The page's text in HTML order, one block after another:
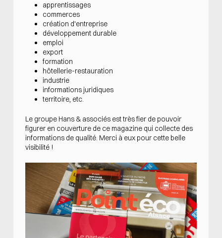
apprentissages
commerces
création d'entreprise
développement durable
emploi
export
formation
hôtellerie-restauration
industrie
informations juridiques
territoire, etc.
Le groupe Hans & associés est très fier de pouvoir
figurer en couverture de ce magazine qui collecte des
informations de qualité. Merci à eux pour cette belle
visibilité !